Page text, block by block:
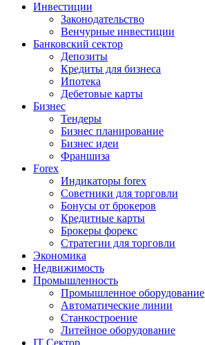
Инвестиции
Законодательство
Венчурные инвестиции
Банковский сектор
Депозиты
Кредиты для бизнеса
Ипотека
Дебетовые карты
Бизнес
Тендеры
Бизнес планирование
Бизнес идеи
Франшиза
Forex
Индикаторы forex
Советники для торговли
Бонусы от брокеров
Кредитные карты
Брокеры форекс
Стратегии для торговли
Экономика
Недвижимость
Промышленность
Промышленное оборудование
Автоматические линии
Станкостроение
Литейное оборудование
IT Сектор